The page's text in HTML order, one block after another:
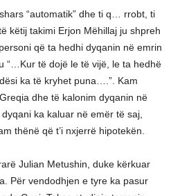
“automatik” dhe ti q… rrobt, ti
këtij takimi Erjon Mëhillaj ju shpreh
që ta hedhi dyqanin në emrin
“…Kur të dojë le të vijë, le ta hedhë
ka të kryhet puna….”. Kam
dhe të kalonim dyqanin në
ka kaluar në emër të saj,
thënë që t’i nxjerrë hipotekën.
Julian Metushin, duke kërkuar
Për vendodhjen e tyre ka pasur